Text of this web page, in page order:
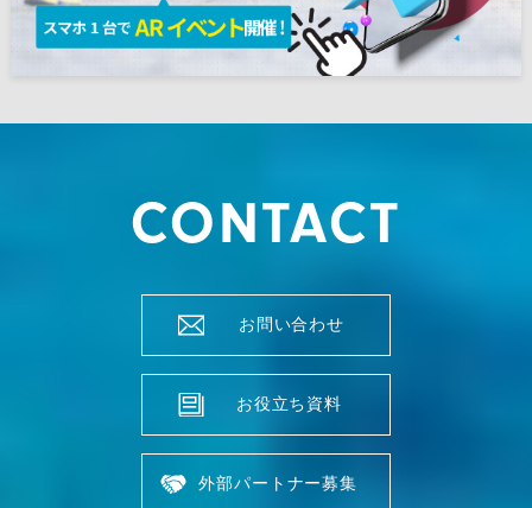
CONTACT
お問い合わせ
お役立ち資料
外部パートナー募集